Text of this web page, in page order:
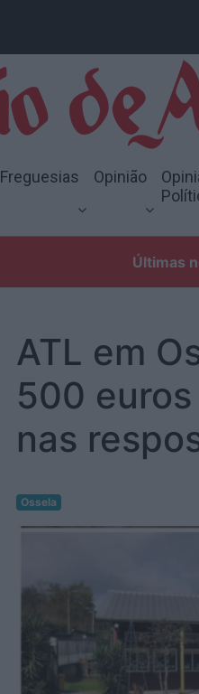
Freguesias Opinião
Últimas
ATL em
500
nas
Ossela